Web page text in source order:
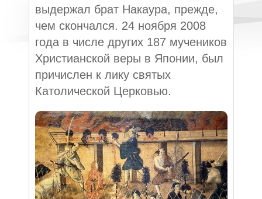
выдержал брат Накаура, прежде,
чем скончался. 24 ноября 2008
года в числе других 187 мучеников
Христианской веры в Японии, был
причислен к лику святых
Католической Церковью.